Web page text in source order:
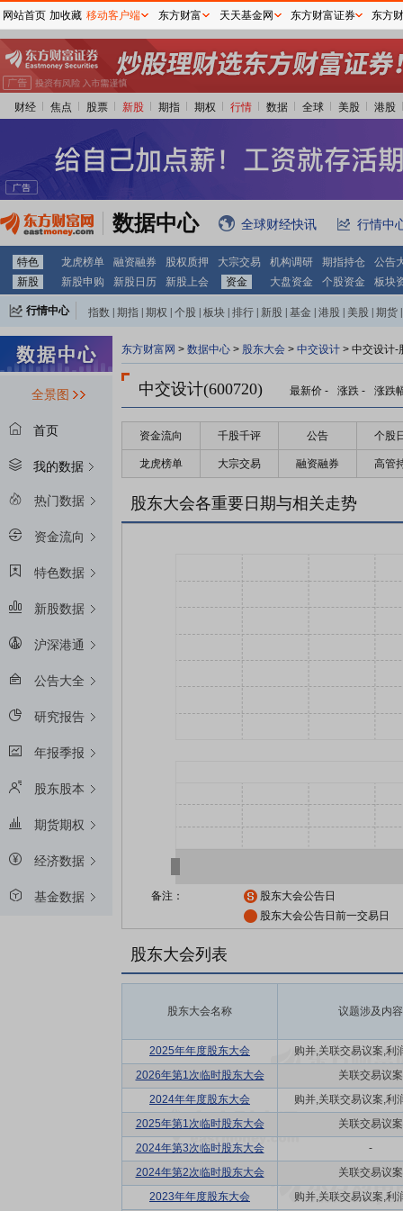
财经 焦点 股票 新股 期指 期权 行情 数据 全球 美股 港股
数据中心 全球财经快讯 行情中
特色 龙虎榜单 融资融券 股权质押 大宗交易 机构调研 期指持仓
公告
新股
新股申购 新股日历 新股上会 资金 大盘资金 个股资金 板块
行情中心 指数 期指 期权 个股 板块 排行 新股 基金 港股 美股 期货
全景图
首页
我的数据
热门数据
资金流向
特色数据
新股数据
沪深港通
公告大全
研究报告
年报季报
股东股本
期货期权
经济数据
基金数据
东方财富网 > 数据中心 > 股东大会 > 中交设计 > 中交设计-
中交设计(600720) 最新价 - 涨跌 - 涨跌
资金流向 千股千评 公告 个股
龙虎榜单 大宗交易 融资融券 高管
股东大会各重要日期与相关走势
备注：
股东大会公告日
股东大会公告日前一交易日
股东大会列表
股东大会名称 议题涉及内容
2025年年度股东大会
购并,关联交易议案,利
2026年第1次临时股东大会
关联交易议案
2024年年度股东大会
购并,关联交易议案,利
2025年第1次临时股东大会
关联交易议案
2024年第3次临时股东大会
-
2024年第2次临时股东大会
关联交易议案
2023年年度股东大会
购并,关联交易议案,利
网站首页 加收藏 移动客户端 东方财富 天天基金网 东方财富证券 东方